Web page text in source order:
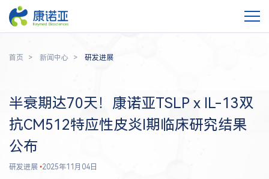
首页 新闻中心 研发进展
半衰期达70天！康诺亚TSLP x IL-13双
抗CM512特应性皮炎I期临床研究结果
公布
研发进展 •2025年11月04日